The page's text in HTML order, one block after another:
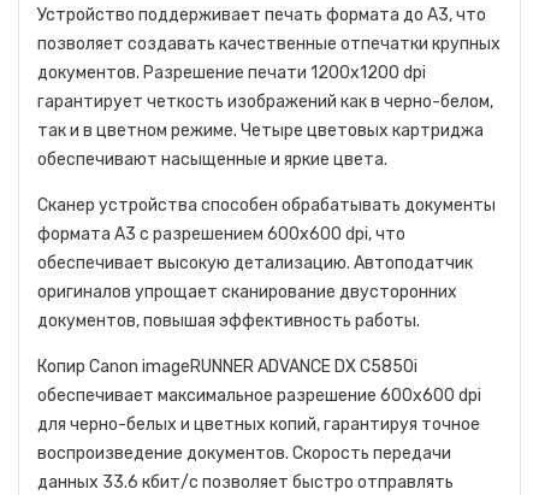
Устройство поддерживает печать формата до A3, что
позволяет создавать качественные отпечатки крупных
документов. Разрешение печати 1200x1200 dpi
гарантирует четкость изображений как в черно-белом,
так и в цветном режиме. Четыре цветовых картриджа
обеспечивают насыщенные и яркие цвета.
Сканер устройства способен обрабатывать документы
формата A3 с разрешением 600x600 dpi, что
обеспечивает высокую детализацию. Автоподатчик
оригиналов упрощает сканирование двусторонних
документов, повышая эффективность работы.
Копир Canon imageRUNNER ADVANCE DX C5850i
обеспечивает максимальное разрешение 600x600 dpi
для черно-белых и цветных копий, гарантируя точное
воспроизведение документов. Скорость передачи
данных 33.6 кбит/с позволяет быстро отправлять